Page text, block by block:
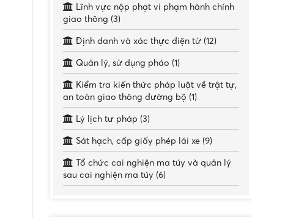
Lĩnh vực nộp phạt vi phạm hành chính
giao thông (3)
Định danh và xác thực điện tử (12)
Quản lý, sử dụng pháo (1)
Kiểm tra kiến thức pháp luật về trật tự,
an toàn giao thông đường bộ (1)
Lý lịch tư pháp (3)
Sát hạch, cấp giấy phép lái xe (9)
Tổ chức cai nghiện ma túy và quản lý
sau cai nghiện ma túy (6)